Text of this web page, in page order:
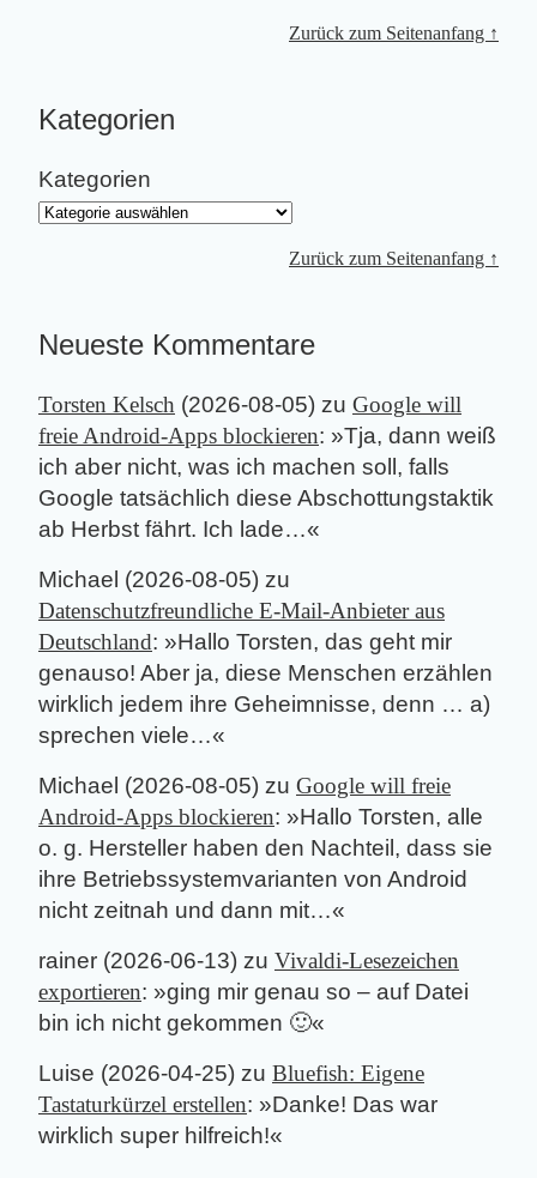
Zurück zum Seitenanfang ↑
Kategorien
Kategorien
Zurück zum Seitenanfang ↑
Neueste Kommentare
Torsten Kelsch (2026-08-05) zu Google will
freie Android-Apps blockieren: »Tja, dann weiß
ich aber nicht, was ich machen soll, falls
Google tatsächlich diese Abschottungstaktik
ab Herbst fährt. Ich lade…«
Michael (2026-08-05) zu
Datenschutzfreundliche E-Mail-Anbieter aus
Deutschland: »Hallo Torsten, das geht mir
genauso! Aber ja, diese Menschen erzählen
wirklich jedem ihre Geheimnisse, denn … a)
sprechen viele…«
Michael (2026-08-05) zu Google will freie
Android-Apps blockieren: »Hallo Torsten, alle
o. g. Hersteller haben den Nachteil, dass sie
ihre Betriebssystemvarianten von Android
nicht zeitnah und dann mit…«
rainer (2026-06-13) zu Vivaldi-Lesezeichen
exportieren: »ging mir genau so – auf Datei
bin ich nicht gekommen 🙂«
Luise (2026-04-25) zu Bluefish: Eigene
Tastaturkürzel erstellen: »Danke! Das war
wirklich super hilfreich!«